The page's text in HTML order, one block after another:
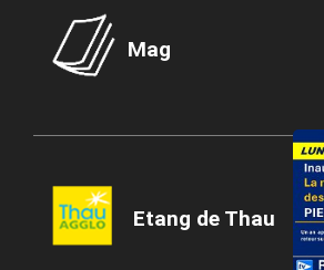
Mag
Etang de Thau